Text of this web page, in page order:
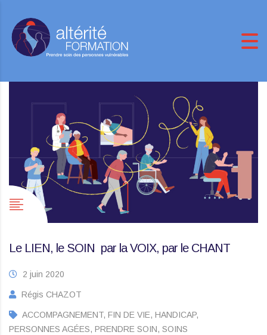
Le LIEN, le SOIN par la VOIX, par le CHANT
2 juin 2020
Régis CHAZOT
ACCOMPAGNEMENT, FIN DE VIE, HANDICAP,
PERSONNES AGÉES, PRENDRE SOIN, SOINS